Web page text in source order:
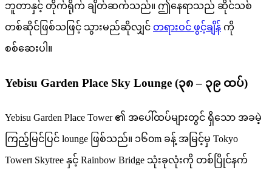
ဘူတာနှင့် တိုက်ရိုက် ချိတ်ဆက်သည်။ ဤနေရာသည် ဆိုင်သစ်
တစ်ဆိုင်ဖြစ်သဖြင့် သွားမည်ဆိုလျှင် တရားဝင် ဖွင့်ချိန် ကို
စစ်ဆေးပါ။
Yebisu Garden Place Sky Lounge (၃၈ – ၃၉ ထပ်)
Yebisu Garden Place Tower ၏ အပေါ်ထပ်များတွင် ရှိသော အခမဲ့
ကြည့်မြင်ပြင် lounge ဖြစ်သည်။ ၁၆၀m ခန့် အမြင့်မှ Tokyo
Tower၊ Skytree နှင့် Rainbow Bridge သုံးခုလုံးကို တစ်ပြိုင်နက်